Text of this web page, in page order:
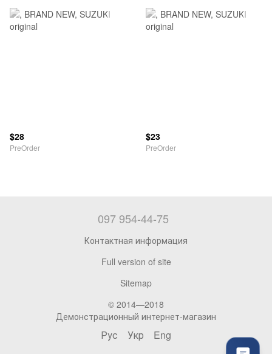
$28
PreOrder
$23
PreOrder
097 954-44-75
Контактная информация
Full version of site
Sitemap
© 2014—2018
Демонстрационный интернет-магазин
Рус Укр Eng